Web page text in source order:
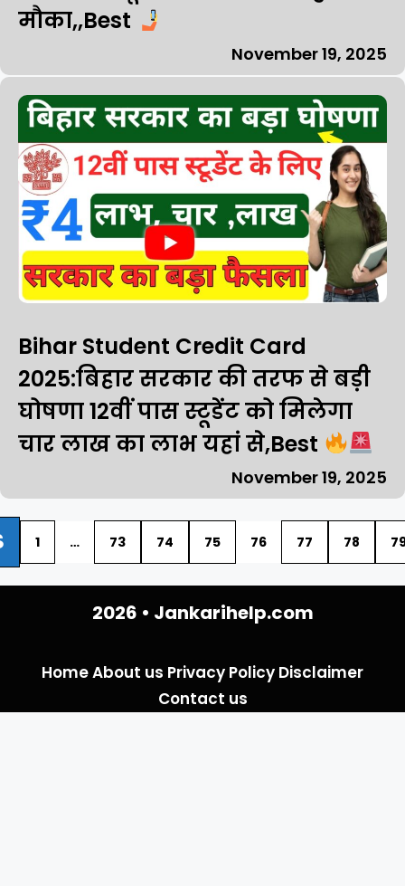
मौका,,Best
November 19, 2025
Bihar Student Credit Card
2025:बिहार सरकार की तरफ से बड़ी
घोषणा 12वीं पास स्टूडेंट को मिलेगा
चार लाख का लाभ यहां से,Best
November 19, 2025
1 … 73 74 75 76 77 78
2026 • Jankarihelp.com
HomeAbout us Privacy Policy Disclaimer
Contact us